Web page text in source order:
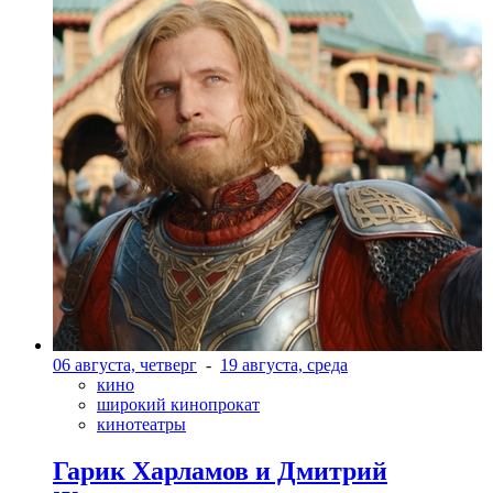
06 августа, четверг - 19 августа, среда
кино
широкий кинопрокат
кинотеатры
Гарик Харламов и Дмитрий